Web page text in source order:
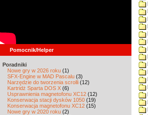
Pomocnik/Helper
Poradniki
Nowe gry w 2026 roku (1)
SFX-Engine w MAD Pascalu (3)
Narzędzie do tworzenia scrolli (12)
Kartridż Sparta DOS X (6)
Usprawnienia magnetofonu XC12 (12)
Konserwacja stacji dysków 1050 (19)
Konserwacja magnetofonu XC12 (15)
Nowe gry w 2020 roku (2)